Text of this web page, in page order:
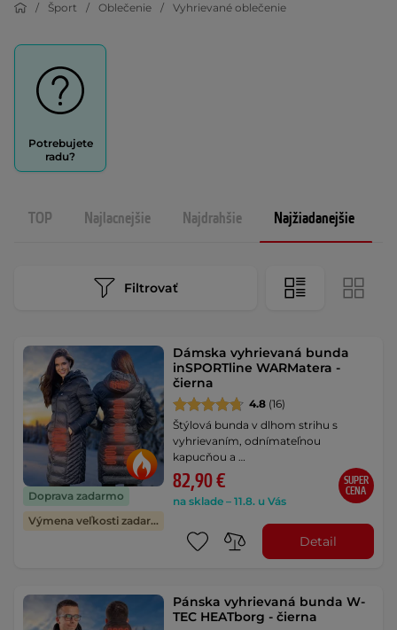
Šport Oblečenie Vyhrievané oblečenie
Potrebujete
radu?
TOP Najlacnejšie Najdrahšie Najžiadanejšie
Filtrovať
Doprava zadarmo
Výmena veľkosti zadarmo
Dámska vyhrievaná bunda
inSPORTline WARMatera -
čierna
4.8 (16)
Štýlová bunda v dlhom strihu s
vyhrievaním, odnímateľnou
kapucňou a …
82,90 €
na sklade – 11.8. u Vás
SUPER
CENA
Detail
Pánska vyhrievaná bunda W-
TEC HEATborg - čierna